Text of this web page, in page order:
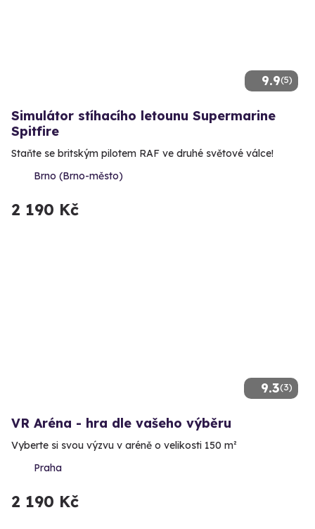
9.9(5)
Simulátor stíhacího letounu Supermarine
Spitfire
Staňte se britským pilotem RAF ve druhé světové válce!
Brno (Brno-město)
2 190 Kč
9.3(3)
VR Aréna - hra dle vašeho výběru
Vyberte si svou výzvu v aréně o velikosti 150 m²
Praha
2 190 Kč